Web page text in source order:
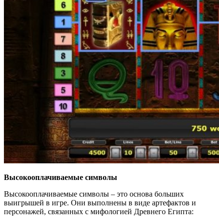
Высокооплачиваемые символы
Высокооплачиваемые символы – это основа больших
выигрышей в игре. Они выполнены в виде артефактов и
персонажей, связанных с мифологией Древнего Египта: